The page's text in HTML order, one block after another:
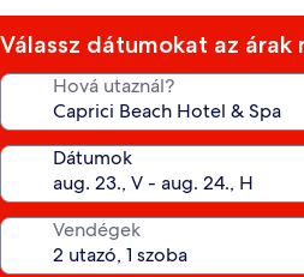
Válassz dátumokat az
Hová utaznál?
Dátumok
Vendégek